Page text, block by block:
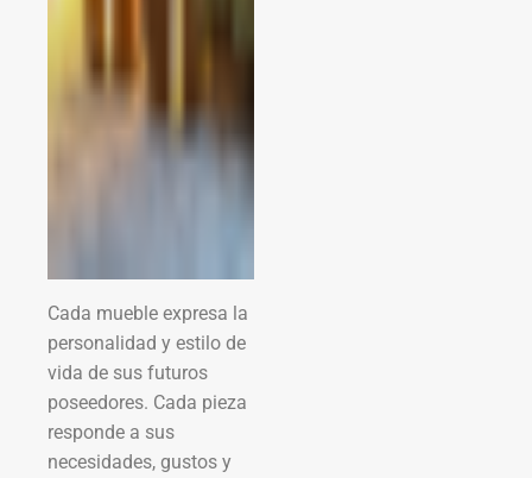
Cada mueble expresa la
personalidad y estilo de
vida de sus futuros
poseedores. Cada pieza
responde a sus
necesidades, gustos y